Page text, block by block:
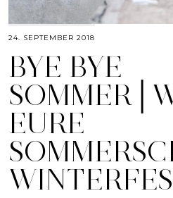
24. SEPTEMBER 2018
BYE BYE
EURE